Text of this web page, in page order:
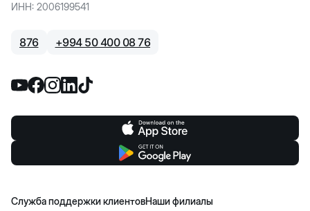
ИНН: 2006199541
876 +994 50 400 08 76
Служба поддержки клиентовНаши филиалы